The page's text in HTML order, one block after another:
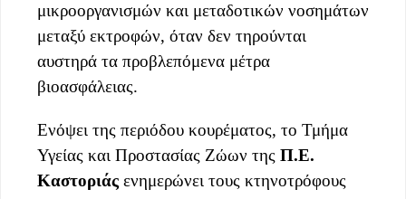
μικροοργανισμών και μεταδοτικών νοσημάτων
μεταξύ εκτροφών, όταν δεν τηρούνται
αυστηρά τα προβλεπόμενα μέτρα
βιοασφάλειας.
Ενόψει της περιόδου κουρέματος, το Τμήμα
Υγείας και Προστασίας Ζώων της Π.Ε.
Καστοριάς ενημερώνει τους κτηνοτρόφους